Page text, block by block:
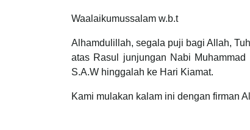
Waalaikumussalam w.b.t
Alhamdulillah, segala puji bagi Allah,
atas Rasul junjungan Nabi
S.A.W hinggalah ke Hari Kiamat.
Kami mulakan kalam ini dengan firman